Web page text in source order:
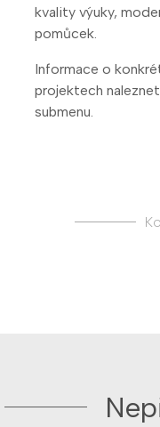
kvality výuky,
pomůcek.
Informace o
projektech
submenu.